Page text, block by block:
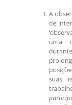
A
de
uma
suas